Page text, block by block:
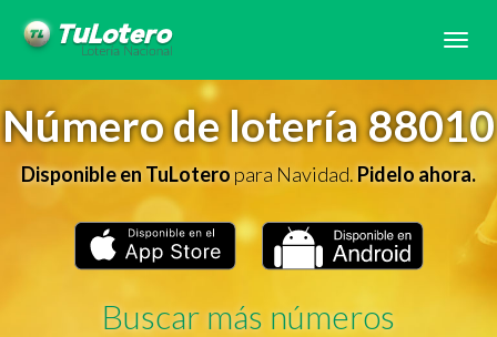
Número de lotería 88010
Disponible en TuLoteropara Navidad.Pidelo ahora.
Buscar más números